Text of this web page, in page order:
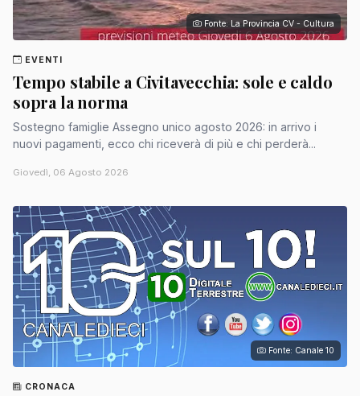
Fonte: La Provincia CV - Cultura
EVENTI
Tempo stabile a Civitavecchia: sole e caldo
sopra la norma
Sostegno famiglie Assegno unico agosto 2026: in arrivo i
nuovi pagamenti, ecco chi riceverà di più e chi perderà...
Giovedì, 06 Agosto 2026
Fonte: Canale 10
CRONACA